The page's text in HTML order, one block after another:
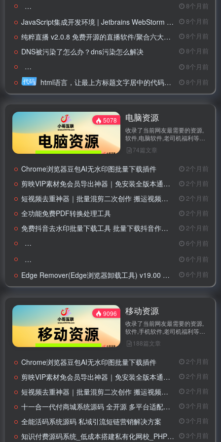
分享几个
8个月前
JavaScript集成开发环境 | Jetbrains WebStorm v2025.3 直装激活版 8个月前
纯粹直播 v2.0.8 免费开源的直播软件/聚合六大直播平台 8个月前
DNS被污染了怎么办？dns污染怎么解决 8个月前
子比主题
8个月前
代码 html语言，让最上方标题文字居中的代码是什么 8个月前
5078 电脑资源
收录了当前网友最需要的资源,
软件,电脑软件,老司机福利等资
源，免费提供高质量资源下载。
74篇文章
Chrome浏览器豆包AI无水印图批量下载插件 2个月前
剪映VIP素材免会员导出神器｜免安装全版本通用，解锁VIP素材导出 2个月前
短视频去重神器｜批量混剪二次创作 搬运视频稳过审 2个月前
全功能免费PDF转换处理工具 2个月前
免费抖音去水印批量下载工具 批量下载抖音作品 抖音直播录制工具 2个月前
比特彗星
6个月前
微软常用
6个月前
Edge Remover(Edge浏览器卸载工具) v19.00 绿色版 6个月前
9096 移动资源
收录了当前网友最需要的资源,
软件,手机软件,老司机福利等资
源，免费提供高质量资源下载。
188篇文章
Chrome浏览器豆包AI无水印图批量下载插件 2个月前
剪映VIP素材免会员导出神器｜免安装全版本通用，解锁VIP素材导出 2个月前
短视频去重神器｜批量混剪二次创作 搬运视频稳过审 2个月前
十一合一代付商城系统源码 全开源 多平台适配商用版 3个月前
全能活码系统源码 私域引流短链营销解决方案 3个月前
知识付费源码系统_低成本搭建私有化网校_PHP专业建站方案 3个月前